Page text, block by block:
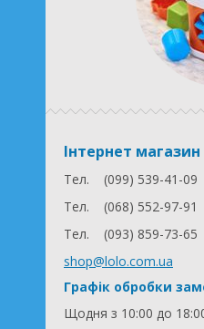
Інтернет
Тел.
(099) 539-41-09
Тел.
(068) 552-97-91
Тел.
(093) 859-73-65
shop@lolo.com.ua
Графік обробки
Щодня з 10:00 до